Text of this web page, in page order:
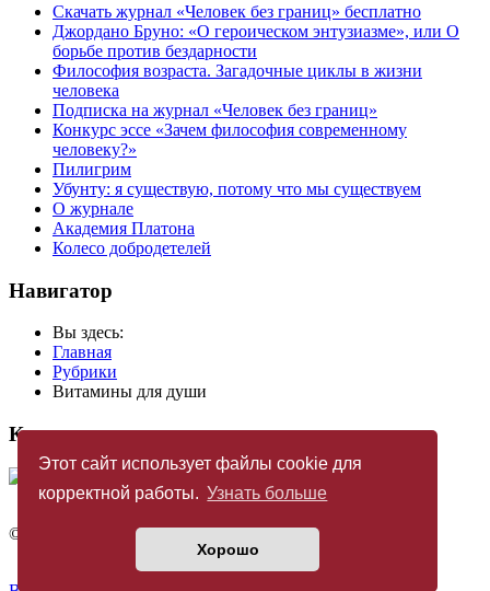
Этот сайт использует файлы cookie для
корректной работы. Узнать больше
Хорошо
Скачать журнал «Человек без границ» бесплатно
Джордано Бруно: «О героическом энтузиазме», или О
борьбе против бездарности
Философия возраста. Загадочные циклы в жизни
человека
Подписка на журнал «Человек без границ»
Конкурс эссе «Зачем философия современному
человеку?»
Пилигрим
Убунту: я существую, потому что мы существуем
О журнале
Академия Платона
Колесо добродетелей
Навигатор
Вы здесь:
Главная
Рубрики
Витамины для души
Купить журнал
© Издательство «Новый Акрополь»2005 — 2026
Политика конфиденциальности